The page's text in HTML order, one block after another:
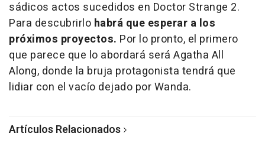
sádicos actos sucedidos en Doctor Strange 2.
Para descubrirlo habrá que esperar a los
próximos proyectos. Por lo pronto, el primero
que parece que lo abordará será Agatha All
Along, donde la bruja protagonista tendrá que
lidiar con el vacío dejado por Wanda.
Artículos Relacionados